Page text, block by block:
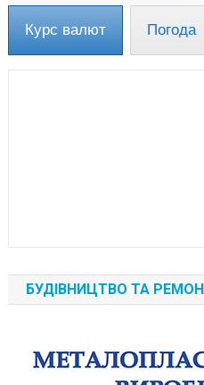
Курс валют Погода
БУДІВНИЦТВО ТА